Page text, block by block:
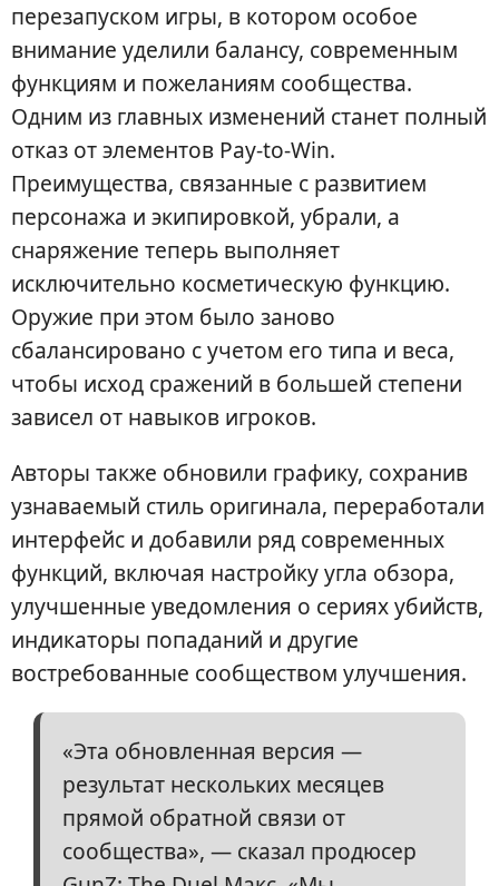
перезапуском игры, в котором особое
внимание уделили балансу, современным
функциям и пожеланиям сообщества.
Одним из главных изменений станет полный
отказ от элементов Pay-to-Win.
Преимущества, связанные с развитием
персонажа и экипировкой, убрали, а
снаряжение теперь выполняет
исключительно косметическую функцию.
Оружие при этом было заново
сбалансировано с учетом его типа и веса,
чтобы исход сражений в большей степени
зависел от навыков игроков.
Авторы также обновили графику, сохранив
узнаваемый стиль оригинала, переработали
интерфейс и добавили ряд современных
функций, включая настройку угла обзора,
улучшенные уведомления о сериях убийств,
индикаторы попаданий и другие
востребованные сообществом улучшения.
«Эта обновленная версия —
результат нескольких месяцев
прямой обратной связи от
сообщества», — сказал продюсер